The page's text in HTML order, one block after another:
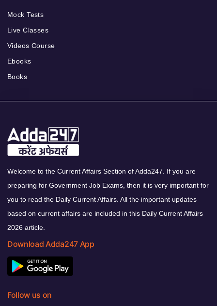
Mock Tests
Live Classes
Videos Course
Ebooks
Books
Welcome to the Current Affairs Section of Adda247. If you are
preparing for Government Job Exams, then it is very important for
you to read the Daily Current Affairs. All the important updates
based on current affairs are included in this Daily Current Affairs
2026 article.
Download Adda247 App
Follow us on